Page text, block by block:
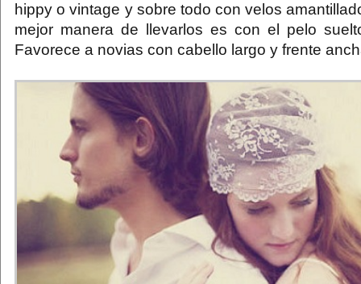
hippy o vintage y sobre todo con velos
mejor manera de llevarlos es con el pelo
Favorece a novias con cabello largo y frente